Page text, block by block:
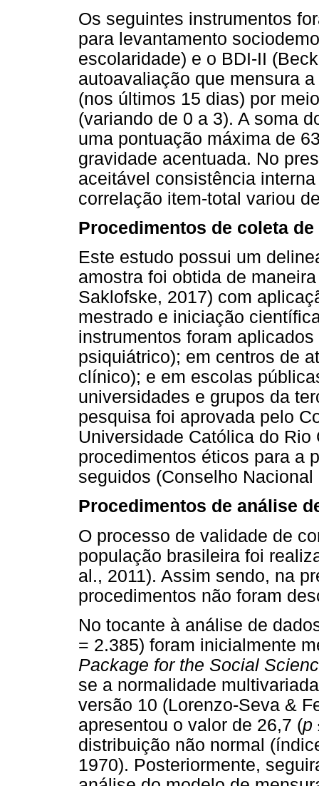
Os seguintes instrumentos
para levantamento
escolaridade) e o BDI-II
autoavaliação que mensura
(nos últimos 15 dias) por
(variando de 0 a 3). A soma
uma pontuação máxima de
gravidade acentuada. No
aceitável consistência
correlação item-total variou
Procedimentos de coleta de
Este estudo possui um
amostra foi obtida de
Saklofske, 2017) com
mestrado e iniciação
instrumentos foram
psiquiátrico); em centros de
clínico); e em escolas
universidades e grupos da
pesquisa foi aprovada pelo
Universidade Católica do
procedimentos éticos para a
seguidos (Conselho
Procedimentos de análise
O processo de validade de
população brasileira foi
al., 2011). Assim sendo, na
procedimentos não foram
No tocante à análise de
= 2.385) foram inicialmente
Package for the Social
se a normalidade
versão 10 (Lorenzo-Seva &
apresentou o valor de 26,7 (p
distribuição não normal
1970). Posteriormente,